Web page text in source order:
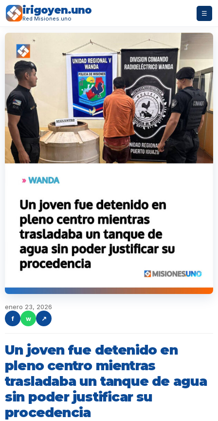
irigoyen.uno
Red Misiones.uno
☰
enero 23, 2026
f
w ↗
Un joven fue detenido en
pleno centro mientras
trasladaba un tanque de agua
sin poder justificar su
procedencia